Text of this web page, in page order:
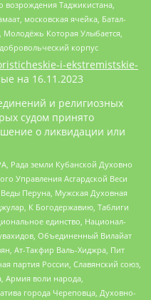
возрождения Таджикистана,
московская ячейка, Батал-
Которая Улыбается,
корпус
i-ekstremistskie-
на 16.11.2023
и религиозных
судом принято
о ликвидации или
Рада земли Кубанской Духовно
Управления Асгардской Веси
Перуна, Мужская Духовная
К Богодержавию, Таблиги
единство, Национал-
Объединенный Вилайат
Ат-Такфир Валь-Хиджра, Пит
партия России, Славянский союз,
Армия воли народа,
города Череповца, Духовно-